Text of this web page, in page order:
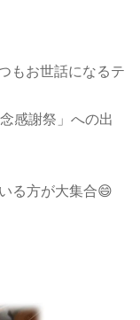
もお世話になるテ
感謝祭」への出
る方が大集合😄